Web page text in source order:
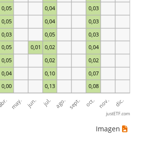
0,00 0,13 0,08
0,04 0,10 0,07
0,05 0,02 0,02
0,05 0,01 0,02 0,04
0,03 0,05 0,03
0,05 0,04 0,03
0,05 0,04 0,03
may. jun. jul. ago. sept. oct. nov. dic.
justETF.com
Imagen